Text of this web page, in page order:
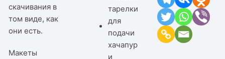
скачивания в
том виде, как
они есть.
Макеты